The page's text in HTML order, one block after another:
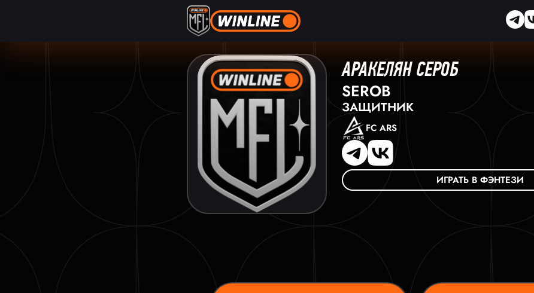
АРАКЕЛЯН СЕРОБ
SEROB
ЗАЩИТНИК
FC ARS
ИГРАТЬ В ФЭНТЕЗИ